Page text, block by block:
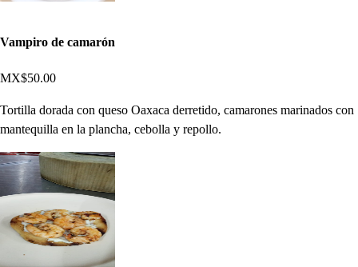
Vampiro de camarón
MX$50.00
Tortilla dorada con queso Oaxaca derretido, camarones marinados con
mantequilla en la plancha, cebolla y repollo.